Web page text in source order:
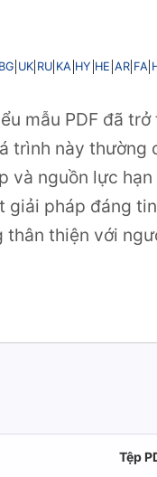
BG UK RU KA HY HE AR FA
mẫu PDF đã
trình này thường
nguồn lực
giải pháp đáng
thiện với
Tệp